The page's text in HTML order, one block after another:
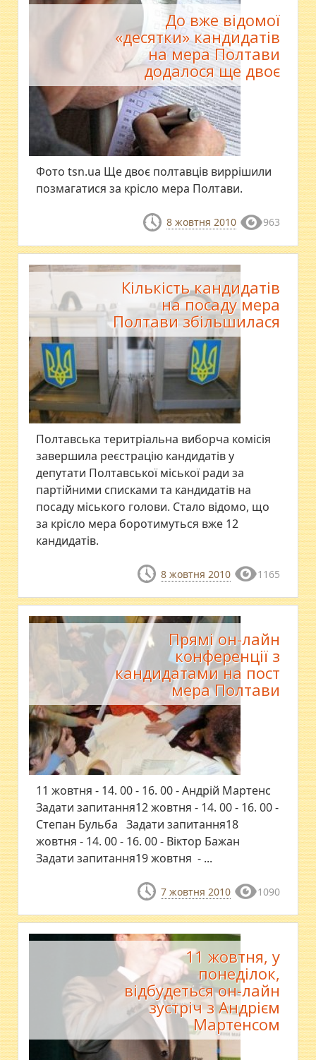
До вже відомої
«десятки» кандидатів
на мера Полтави
додалося ще двоє
Фото tsn.ua Ще двоє полтавців виррішили
позмагатися за крісло мера Полтави.
8 жовтня 2010 963
Кількість кандидатів
на посаду мера
Полтави збільшилася
Полтавська теритріальна виборча комісія
завершила реєстрацію кандидатів у
депутати Полтавської міської ради за
партійними списками та кандидатів на
посаду міського голови. Стало відомо, що
за крісло мера боротимуться вже 12
кандидатів.
8 жовтня 2010 1165
Прямі он-лайн
конференції з
кандидатами на пост
мера Полтави
11 жовтня - 14. 00 - 16. 00 - Андрій Мартенс
Задати запитання12 жовтня - 14. 00 - 16. 00 -
Степан Бульба Задати запитання18
жовтня - 14. 00 - 16. 00 - Віктор Бажан
Задати запитання19 жовтня - ...
7 жовтня 2010 1090
11 жовтня, у
понеділок,
відбудеться он-лайн
зустріч з Андрієм
Мартенсом